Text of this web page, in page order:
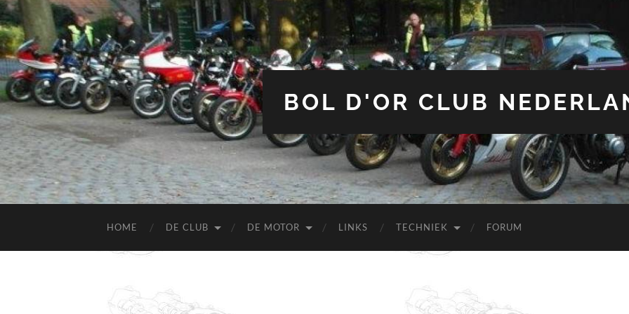
BOL D'OR CLUB
HOME DE CLUB DE MOTOR LINKS TECHNIEK FORUM